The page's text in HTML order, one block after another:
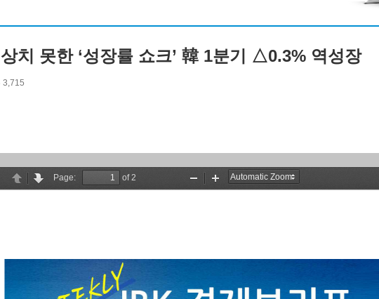
치 못한 ‘성장률 쇼크’ 韓 1분기 △0.3% 역성장
3,715